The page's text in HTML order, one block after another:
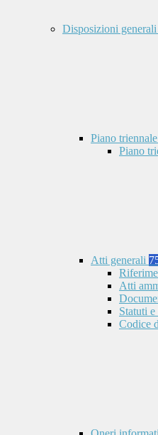
Disposizioni generali
Piano
Piano
Atti generali
Atti
Statuti
Codice